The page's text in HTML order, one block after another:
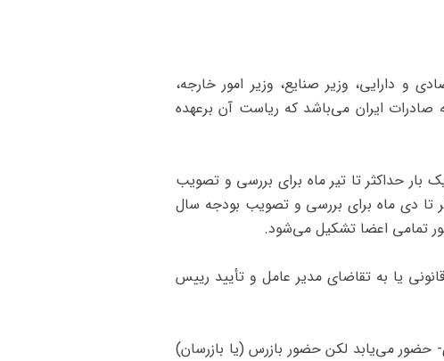
و دارایی، وزیر صنایع، وزیر امور خارجه،
ایران می‌باشد که ریاست آن برعهده
بار حداکثر تا تیر ماه برای بررسی و تصویب
تا دی ماه برای بررسی و تصویب بودجه سال
تمامی اعضا تشکیل می‌شود.
یا به تقاضای مدیر عامل و تأیید رییس
حضور می‌یابد لکن حضور بازرس (‌یا بازرسان)